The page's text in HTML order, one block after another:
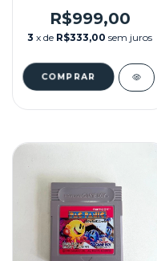
SEMINOVO - GBA
R$999,00
3 x de R$333,00 sem juros